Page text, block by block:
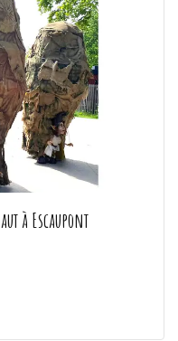
à Escaupont